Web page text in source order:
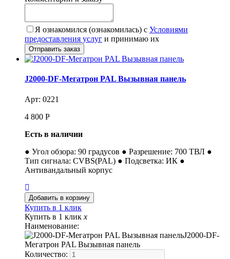
Я ознакомился (ознакомилась) с Условиями
предоставления услуг и принимаю их
J2000-DF-Мегатрон PAL Вызывная панель
Арт: 0221
4 800 Р
Есть в наличии
● Угол обзора: 90 градусов ● Разрешение: 700 ТВЛ ●
Тип сигнала: CVBS(PAL) ● Подсветка: ИК ●
Антивандальный корпус
Купить в 1 клик
Купить в 1 клик x
Наименование:
J2000-DF-
Мегатрон PAL Вызывная панель
Количество: